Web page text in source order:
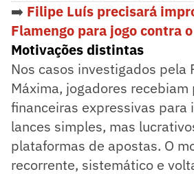
➡️ Filipe Luís precisará
Flamengo para jogo contra
Motivações distintas
Nos casos investigados pela
Máxima, jogadores recebiam
financeiras expressivas para
lances simples, mas
plataformas de apostas. O
recorrente, sistemático e